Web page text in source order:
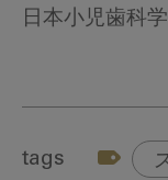
日本小児歯科
tags